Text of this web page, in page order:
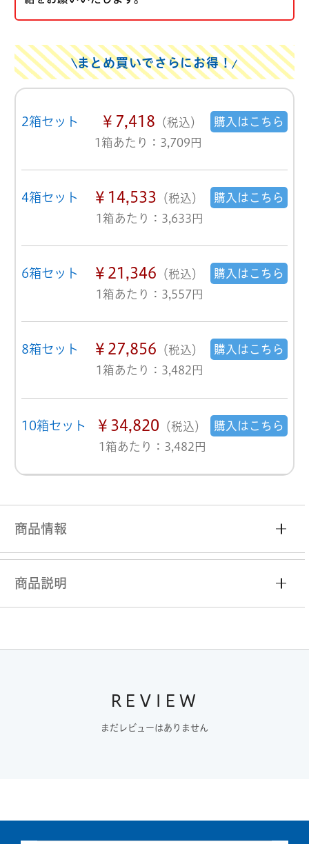
まとめ買いでさらにお得！
2箱セット ￥7,418 （税込）
1箱あたり：3,709円
購入はこちら
4箱セット ￥14,533 （税込）
1箱あたり：3,633円
購入はこちら
6箱セット ￥21,346 （税込）
1箱あたり：3,557円
購入はこちら
8箱セット ￥27,856 （税込）
1箱あたり：3,482円
購入はこちら
10箱セット ￥34,820 （税込）
1箱あたり：3,482円
購入はこちら
商品情報
商品説明
REVIEW
まだレビューはありません